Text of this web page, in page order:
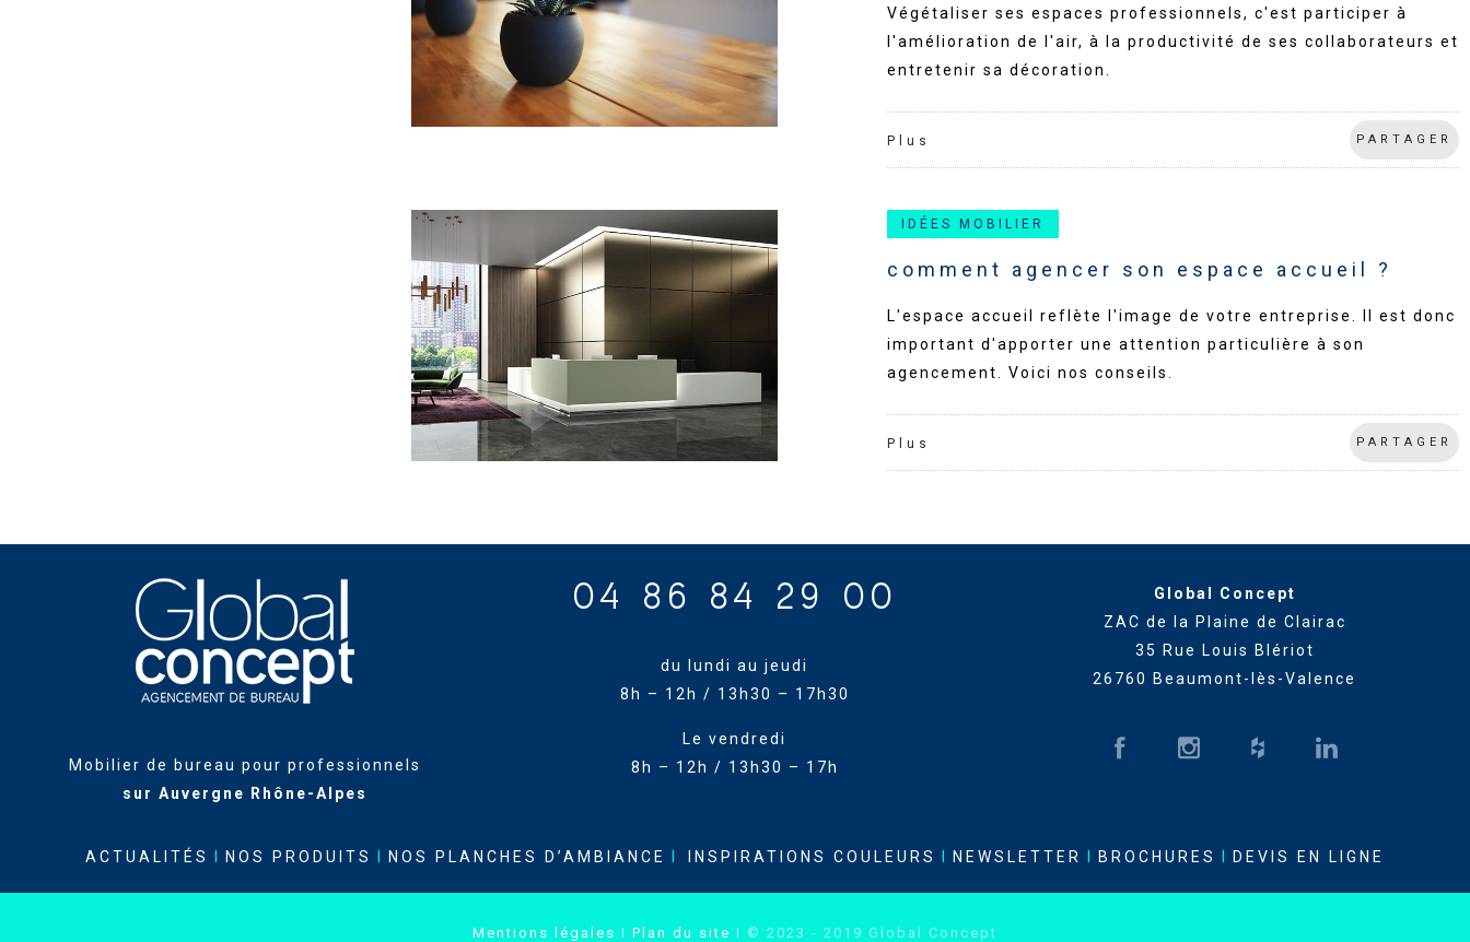
Végétaliser ses espaces professionnels, c'est participer à
l'amélioration de l'air, à la productivité de ses collaborateurs et
entretenir sa décoration.
Plus PARTAGER
IDÉES MOBILIER
comment agencer son espace accueil ?
L'espace accueil reflète l'image de votre entreprise. Il est donc
important d'apporter une attention particulière à son
agencement. Voici nos conseils.
Plus PARTAGER
Mobilier de bureau pour professionnels
sur Auvergne Rhône-Alpes
04 86 84 29 00
du lundi au jeudi
8h – 12h / 13h30 – 17h30
Le vendredi
8h – 12h / 13h30 – 17h
Global Concept
ZAC de la Plaine de Clairac
35 Rue Louis Blériot
26760 Beaumont-lès-Valence
ACTUALITÉS NOS PRODUITS NOS PLANCHES D’AMBIANCE INSPIRATIONS COULEURS NEWSLETTER BROCHURES DEVIS EN LIGNE
Mentions légales I Plan du site I © 2023 - 2019 Global Concept